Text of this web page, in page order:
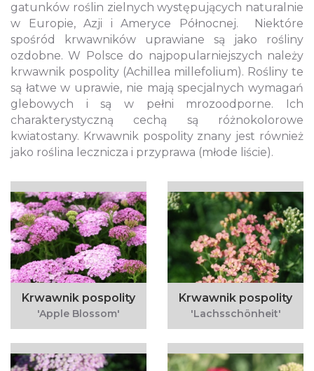
gatunków roślin zielnych występujących naturalnie
w Europie, Azji i Ameryce Północnej. Niektóre
spośród krwawników uprawiane są jako rośliny
ozdobne. W Polsce do najpopularniejszych należy
krwawnik pospolity (Achillea millefolium). Rośliny te
są łatwe w uprawie, nie mają specjalnych wymagań
glebowych i są w pełni mrozoodporne. Ich
charakterystyczną cechą są różnokolorowe
kwiatostany. Krwawnik pospolity znany jest również
jako roślina lecznicza i przyprawa (młode liście).
Krwawnik pospolity
'Apple Blossom'
Krwawnik pospolity
'Lachsschönheit'